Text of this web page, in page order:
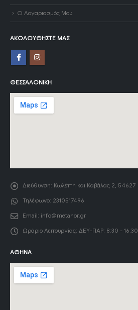
Ο Λογαριασμός Μου
ΑΚΟΛΟΥΘΉΣΤΕ ΜΑΣ
ΘΕΣΣΑΛΟΝΊΚΗ
Διεύθυνση: Κωλέττη και Καβάλας 2, 54627
Τηλέφωνο: 2310517496
Email: info@metanor.gr
Ωράριο Λειτουργίας: ΔΕΥ-ΠΑΡ: 8:30 - 16:30
ΑΘΉΝΑ